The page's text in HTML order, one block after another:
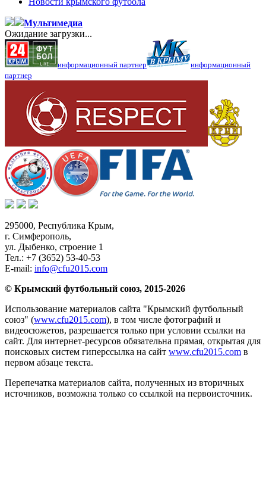
Мультимедиа
Ожидание загрузки...
информационный партнер
информационный
партнер
295000, Республика Крым,
г. Симферополь,
ул. Дыбенко, строение 1
Тел.: +7 (3652) 53-40-53
E-mail: info@cfu2015.com
© Крымский футбольный союз, 2015-2026
Использование материалов сайта "Крымский футбольный
союз" (www.cfu2015.com), в том числе фотографий и
видеосюжетов, разрешается только при условии ссылки на
сайт. Для интернет-ресурсов обязательна прямая, открытая для
поисковых систем гиперссылка на сайт www.cfu2015.com в
первом абзаце текста.
Перепечатка материалов сайта, полученных из вторичных
источников, возможна только со ссылкой на первоисточник.